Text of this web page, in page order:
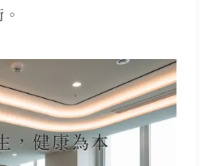
，健康為本